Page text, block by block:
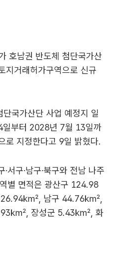
호남권 반도체 첨단국가산
지거래허가구역으로 신규
국가산단 사업 예정지 일
부터 2028년 7월 13일까
로 지정한다고 9일 밝혔다.
서구·남구·북구와 전남 나주
별 면적은 광산구 124.98
㎢, 남구 44.76㎢,
㎢, 장성군 5.43㎢, 화